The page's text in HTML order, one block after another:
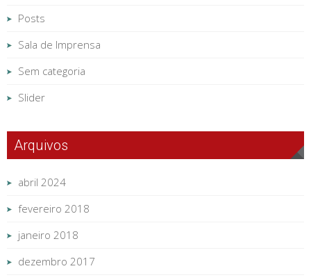
Posts
Sala de Imprensa
Sem categoria
Slider
Arquivos
abril 2024
fevereiro 2018
janeiro 2018
dezembro 2017